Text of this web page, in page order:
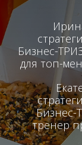
Бизнес-
для топ-
Бизнес-
тренер